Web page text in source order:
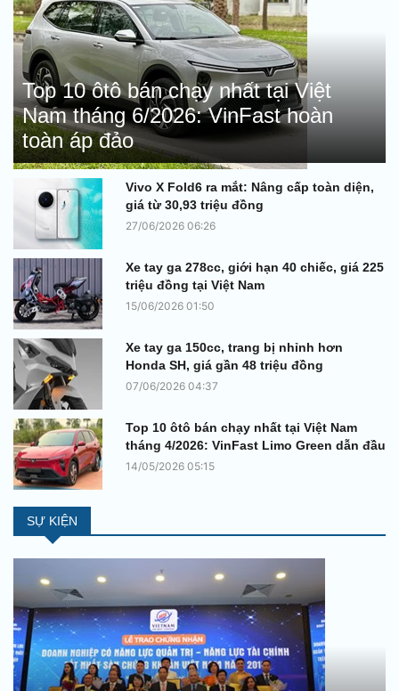
Top 10 ôtô bán chạy nhất tại Việt
Nam tháng 6/2026: VinFast hoàn
toàn áp đảo
Vivo X Fold6 ra mắt: Nâng cấp toàn diện,
giá từ 30,93 triệu đồng
27/06/2026 06:26
Xe tay ga 278cc, giới hạn 40 chiếc, giá 225
triệu đồng tại Việt Nam
15/06/2026 01:50
Xe tay ga 150cc, trang bị nhỉnh hơn
Honda SH, giá gần 48 triệu đồng
07/06/2026 04:37
Top 10 ôtô bán chạy nhất tại Việt Nam
tháng 4/2026: VinFast Limo Green dẫn đầu
14/05/2026 05:15
SỰ KIỆN